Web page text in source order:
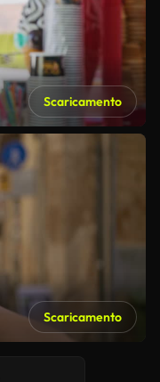
Scaricamento
Scaricamento